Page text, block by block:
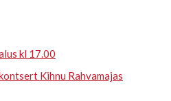
kl 17.00
Kihnu Rahvamajas